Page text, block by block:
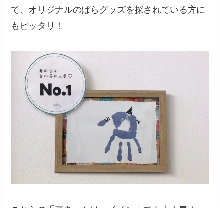
て、オリジナルのばらグッズを探されている方に
もピッタリ！